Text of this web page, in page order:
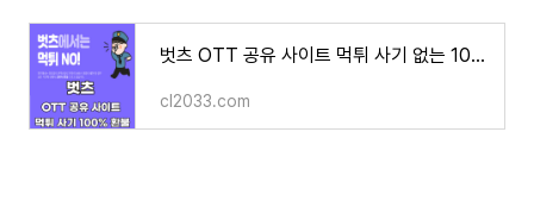
벗츠 OTT 공유 사이트 먹튀 사기 없는 100% 환불 보장제 이용 방법
cl2033.com